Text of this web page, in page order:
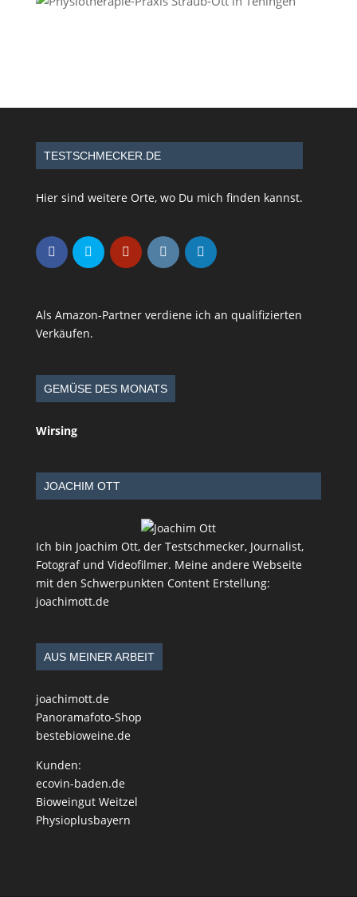
TESTSCHMECKER.DE
Hier sind weitere Orte, wo Du mich finden kannst.
Als Amazon-Partner verdiene ich an qualifizierten
Verkäufen.
GEMÜSE DES MONATS
Wirsing
JOACHIM OTT
Ich bin Joachim Ott, der Testschmecker, Journalist,
Fotograf und Videofilmer. Meine andere Webseite
mit den Schwerpunkten Content Erstellung:
joachimott.de
AUS MEINER ARBEIT
joachimott.de
Panoramafoto-Shop
bestebioweine.de
Kunden:
ecovin-baden.de
Bioweingut Weitzel
Physioplusbayern